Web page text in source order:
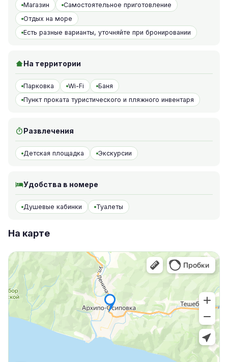
Магазин
Самостоятельное приготовление
Отдых на море
Есть разные варианты, уточняйте при бронировании
На территории
Парковка Wi-Fi
Баня
Пункт проката туристического и пляжного инвентаря
Развлечения
Детская площадка Экскурсии
Удобства в номере
Душевые кабинки Туалеты
На карте